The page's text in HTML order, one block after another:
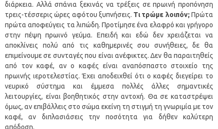
διάρκεια. Αλλά σπάνια ξεκινάς να τρέξεις σε πρωινή προπόνηση
τρεις-τέσσερις ώρες αφότου ξυπνήσεις. Τι τρώμε λοιπόν; Πρώτα
πρώτα αποφεύγεις τα λιπώδη. Προτίμησε ένα ελαφρό και γρήγορο
στην πέψη πρωινό γεύμα. Επειδή και εδώ δεν χρειάζεται να
αποκλίνεις πολύ από τις καθημερινές σου συνήθειες, δε θα
επιμείνουμε σε συνταγές που είναι ανέφικτες. Δεν θα παραιτηθείς
από τον καφέ, αν ο καφές είναι αναπόσπαστο στοιχείο της
πρωινής ιεροτελεστίας. Έχει αποδειχθεί ότι ο καφές διεγείρει το
νευρικό σύστημα και έμμεσα πολλές άλλες σημαντικές
λειτουργίες, είναι βοηθητικός στην αντοχή. Θα σε καταστρέψει
όμως, αν επιβάλλεις στο σώμα εκείνη τη στιγμή τη γνωριμία με τον
καφέ, αν διπλασιάσεις την ποσότητα για δήθεν καλύτερη
απόδοση.